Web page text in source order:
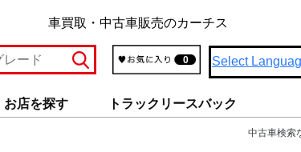
車買取・中古車販売のカーチス
0 Select
お店を探す トラックリースバック
中古車検索